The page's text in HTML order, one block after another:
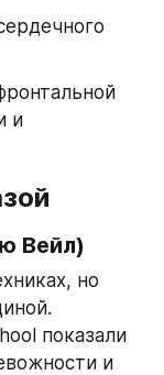
и
Вейл)
но
показали
и